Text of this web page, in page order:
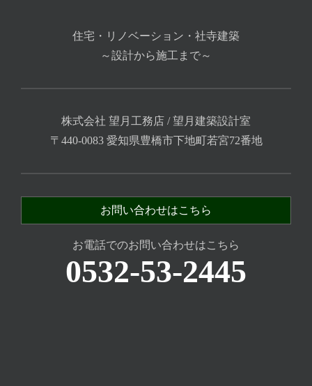
住宅・リノベーション・社寺建築
～設計から施工まで～
株式会社 望月工務店 / 望月建築設計室
〒440-0083 愛知県豊橋市下地町若宮72番地
お問い合わせはこちら
お電話でのお問い合わせはこちら
0532-53-2445